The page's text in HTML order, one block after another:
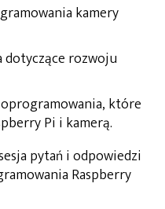
kamery
dotyczące rozwoju
które
Pi i kamerą.
pytań i odpowiedzi
Raspberry